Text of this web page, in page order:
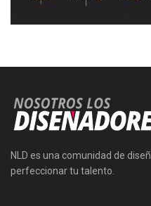
NLD es una comunidad de
perfeccionar tu talento.